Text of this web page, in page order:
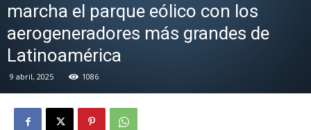
marcha el parque eólico con los
aerogeneradores más grandes de
Latinoamérica
9 abril, 2025 1086